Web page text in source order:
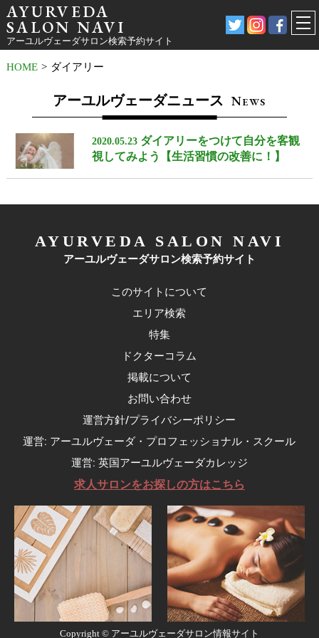
AYURVEDA
SALON NAVI
アーユルヴェーダサロン検索予約サイト
HOME > ダイアリー
アーユルヴェーダニュース NEWS
2020.05.23 ダイアリーをつけて自分を客観
視してみよう【生活習慣の改善に！】
AYURVEDA SALON NAVI
アーユルヴェーダサロン検索予約サイト
このサイトについて
エリア検索
特集
ドクターコラム
掲載について
お問い合わせ
運営方針/プライバシーポリシー
運営: アーユルヴェーダ・プロフェッショナル・スクール
運営: 英国アーユルヴェーダカレッジ
求人サロンをお探しの方はこちら
Copyright © アーユルヴェーダサロン情報サイト